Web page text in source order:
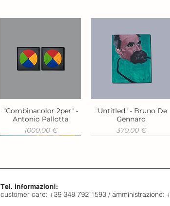
Vista rapida
"Combinacolor 2per" -
Antonio Pallotta
Prezzo
1000,00 €
Vista rapida
"Untitled" - Bruno De
Gennaro
Prezzo
370,00 €
Tel. informazioni:
customer care: +39 348 792 1593 / amministrazione: